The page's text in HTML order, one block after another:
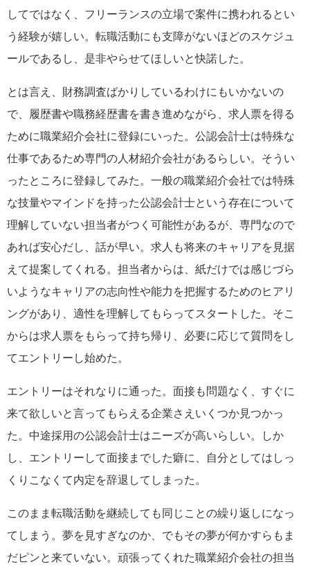
してではなく、フリーランスの立場で案件に携われるとい
う経験が嬉しい。転職活動にも支障がないほどのスケジュ
ールであるし、是非やらせてほしいと快諾した。
とは言え、財務調査ばかりしているわけにもいかないの
で、履歴書や職務経歴書を書き進めながら、求人票を得る
ために職業紹介会社に登録にいった。公認会計士は特殊な
仕事であるため専門の人材紹介会社があるらしい。そうい
ったところに登録してみた。一般の職業紹介会社では特殊
な技量やマインドを持った公認会計士という存在について
理解していない担当者がつく可能性があるが、専門なので
あれば安心だし、話が早い。求人も将来のキャリアを見据
えて提案してくれる。担当者からは、紙だけでは感じづら
いようなキャリアの志向性や能力を把握するためのヒアリ
ングがあり、適性を理解してもらってスタートした。そこ
からは求人票をもらって持ち帰り、必要に応じて質問をし
てエントリーし始めた。
エントリーはそれなりに通った。面接も問題なく、すぐに
来て欲しいと言ってもらえる企業さえいくつか見つかっ
た。中途採用の公認会計士はニーズが高いらしい。しか
し、エントリーして面接までした癖に、自分としてはしっ
くりこなくて内定を辞退してしまった。
このまま転職活動を継続しても同じことの繰り返しになっ
てしまう。夢を見すぎなのか、でもその夢が何かすらもま
だピンと来ていない。頑張ってくれた職業紹介会社の担当